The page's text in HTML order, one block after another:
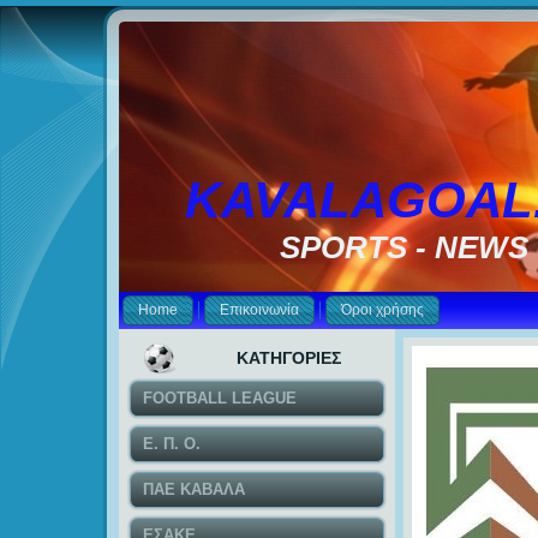
SPORTS - NEWS
Home Επικοινωνία Όροι χρήσης
ΚΑΤΗΓΟΡΙΕΣ
FOOTBALL LEAGUE
Ε. Π. Ο.
ΠΑΕ ΚΑΒΑΛΑ